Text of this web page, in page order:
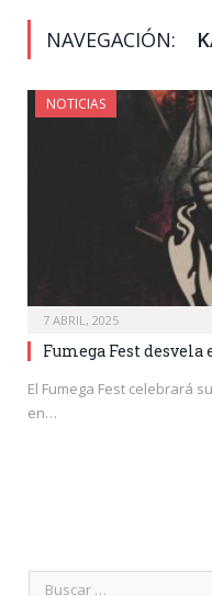
NAVEGACIÓN:
NOTICIAS
7 ABRIL, 2025
Fumega Fest
El Fumega Fest celebrará
en…